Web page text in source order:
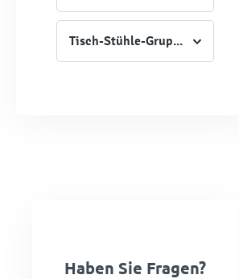
Tisch-Stühle-Gruppe
Haben Sie Fragen?